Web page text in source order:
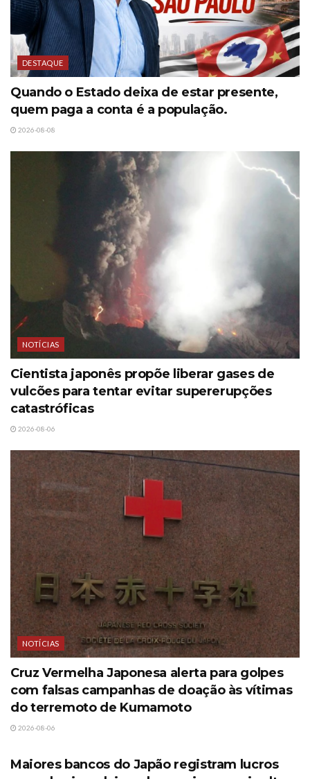
DESTAQUE
Quando o Estado deixa de estar presente,
quem paga a conta é a população.
2026-08-08
NOTÍCIAS
Cientista japonês propõe liberar gases de
vulcões para tentar evitar supererupções
catastróficas
2026-08-06
NOTÍCIAS
Cruz Vermelha Japonesa alerta para golpes
com falsas campanhas de doação às vítimas
do terremoto de Kumamoto
2026-08-06
Maiores bancos do Japão registram lucros